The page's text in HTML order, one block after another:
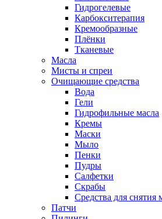
Гидрогелевые
Карбокситерапия
Кремообразные
Плёнки
Тканевые
Масла
Мисты и спреи
Очищающие средства
Вода
Гели
Гидрофильные масла
Кремы
Маски
Мыло
Пенки
Пудры
Салфетки
Скрабы
Средства для снятия
Патчи